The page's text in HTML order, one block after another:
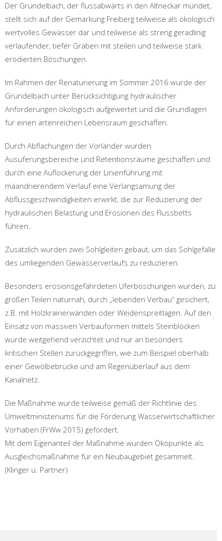
Der Gründelbach, der flussabwärts in den Altneckar mündet,
stellt sich auf der Gemarkung Freiberg teilweise als ökologisch
wertvolles Gewässer dar und teilweise als streng geradlinig
verlaufender, tiefer Graben mit steilen und teilweise stark
erodierten Böschungen.
Im Rahmen der Renaturierung im Sommer 2016 wurde der
Gründelbach unter Berücksichtigung hydraulischer
Anforderungen ökologisch aufgewertet und die Grundlagen
für einen artenreichen Lebensraum geschaffen.
Durch Abflachungen der Vorländer wurden
Ausuferungsbereiche und Retentionsräume geschaffen und
durch eine Auflockerung der Linienführung mit
mäandrierendem Verlauf eine Verlangsamung der
Abflussgeschwindigkeiten erwirkt, die zur Reduzierung der
hydraulischen Belastung und Erosionen des Flussbetts
führen.
Zusätzlich wurden zwei Sohlgleiten gebaut, um das Sohlgefälle
des umliegenden Gewässerverlaufs zu reduzieren.
Besonders erosionsgefährdeten Uferböschungen wurden, zu
großen Teilen naturnah, durch „lebenden Verbau“ gesichert,
z.B. mit Holzkrainerwänden oder Weidenspreitlagen. Auf den
Einsatz von massiven Verbauformen mittels Steinblöcken
wurde weitgehend verzichtet und nur an besonders
kritischen Stellen zurückgegriffen, wie zum Beispiel oberhalb
einer Gewölbebrücke und am Regenüberlauf aus dem
Kanalnetz.
Die Maßnahme wurde teilweise gemäß der Richtlinie des
Umweltministeriums für die Förderung Wasserwirtschaftlicher
Vorhaben (FrWw 2015) gefördert.
Mit dem Eigenanteil der Maßnahme wurden Ökopunkte als
Ausgleichsmaßnahme für ein Neubaugebiet gesammelt.
(Klinger u. Partner)